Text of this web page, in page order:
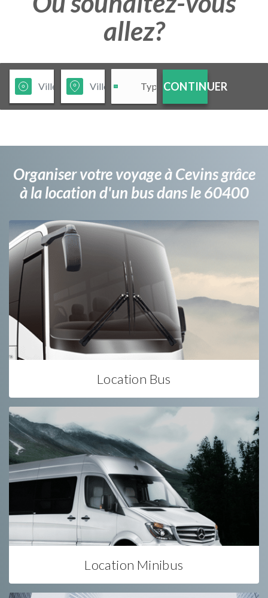
allez?
CONTINUER
Organiser votre voyage à Cevins grâce
à la location d'un bus dans le 60400
Location Bus
Location Minibus